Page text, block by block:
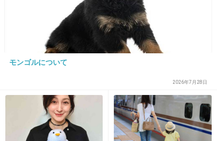
きゃりーみたいな丸目丸顔じゃないとねー
赤は顔立ちだけなら大人顔だから似合わないわ
+120
なんだろ？
オカマさんみたいに見えない？
+41
モンゴルについて
2026年7月28日